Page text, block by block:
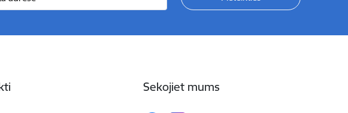
Sekojiet mums